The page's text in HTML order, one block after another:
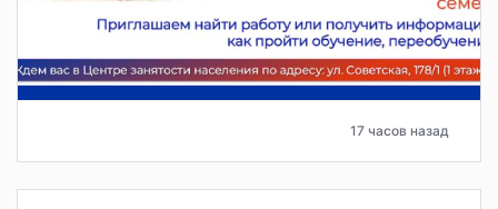
17 часов назад